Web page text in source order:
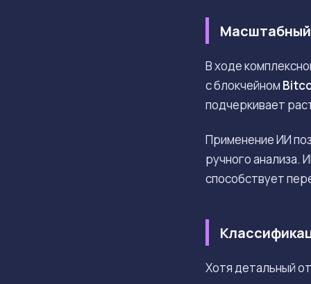
Масштабный
В ходе
с блокчейном
подчеркивает
Применение ИИ
ручного
способствует
Хотя детальный